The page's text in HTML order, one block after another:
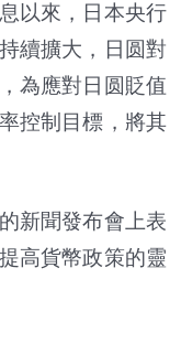
以來，日本央行
續擴大，日圆對
為應對日圆貶值
控制目標，將其
新聞發布會上表
高貨幣政策的靈